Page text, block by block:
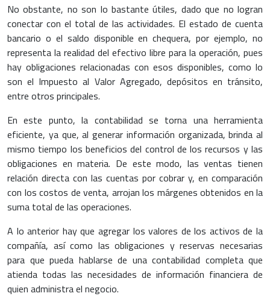
No obstante, no son lo bastante útiles, dado que no logran
conectar con el total de las actividades. El estado de cuenta
bancario o el saldo disponible en chequera, por ejemplo, no
representa la realidad del efectivo libre para la operación, pues
hay obligaciones relacionadas con esos disponibles, como lo
son el Impuesto al Valor Agregado, depósitos en tránsito,
entre otros principales.
En este punto, la contabilidad se torna una herramienta
eficiente, ya que, al generar información organizada, brinda al
mismo tiempo los beneficios del control de los recursos y las
obligaciones en materia. De este modo, las ventas tienen
relación directa con las cuentas por cobrar y, en comparación
con los costos de venta, arrojan los márgenes obtenidos en la
suma total de las operaciones.
A lo anterior hay que agregar los valores de los activos de la
compañía, así como las obligaciones y reservas necesarias
para que pueda hablarse de una contabilidad completa que
atienda todas las necesidades de información financiera de
quien administra el negocio.